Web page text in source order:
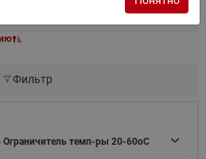
Найти
Фильтр
Ограничитель темп-ры 20-60оС